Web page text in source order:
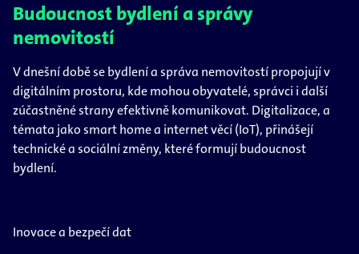
Budoucnost bydlení a správy
nemovitostí
V dnešní době se bydlení a správa nemovitostí propojují v
digitálním prostoru, kde mohou obyvatelé, správci i další
zúčastněné strany efektivně komunikovat. Digitalizace, a
témata jako smart home a internet věcí (IoT), přinášejí
technické a sociální změny, které formují budoucnost
bydlení.
Inovace a bezpečí dat